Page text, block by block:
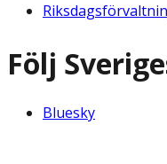
Följ
Bluesky